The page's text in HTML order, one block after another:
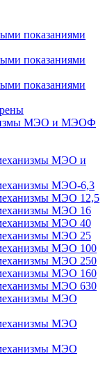
показаниями
показаниями
показаниями
МЭО и МЭОФ
МЭО и
МЭО-6,3
МЭО 12,5
МЭО 16
МЭО 40
МЭО 25
МЭО 100
МЭО 250
МЭО 160
МЭО 630
МЭО
МЭО
МЭО